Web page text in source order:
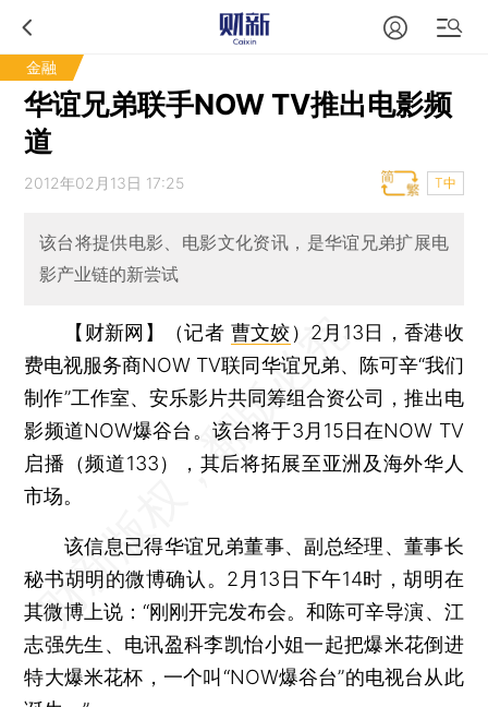
金融
华谊兄弟联手NOW TV推出电影频
道
2012年02月13日 17:25 T中
该台将提供电影、电影文化资讯，是华谊兄弟扩展电
影产业链的新尝试
【财新网】（记者 曹文姣） 2月13日，香港收
费电视服务商NOW TV联同华谊兄弟、陈可辛“我们
制作”工作室、安乐影片共同筹组合资公司，推出电
影频道NOW爆谷台。该台将于3月15日在NOW TV
启播（频道133），其后将拓展至亚洲及海外华人
市场。
该信息已得华谊兄弟董事、副总经理、董事长
秘书胡明的微博确认。2月13日下午14时，胡明在
其微博上说：“刚刚开完发布会。和陈可辛导演、江
志强先生、电讯盈科李凯怡小姐一起把爆米花倒进
特大爆米花杯，一个叫“NOW爆谷台”的电视台从此